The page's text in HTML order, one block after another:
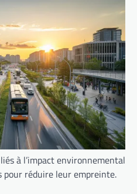
à l’impact environnemental
réduire leur empreinte.